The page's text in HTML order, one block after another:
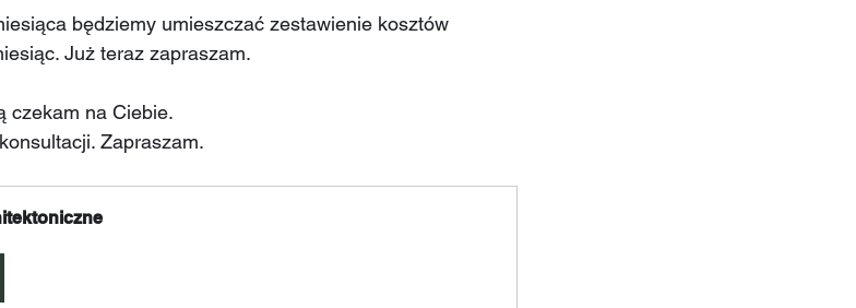
Już teraz zapraszam.
czekam na Ciebie.
Zapraszam.